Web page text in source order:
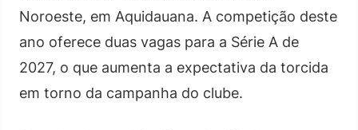
Noroeste, em Aquidauana. A competição deste
ano oferece duas vagas para a Série A de
2027, o que aumenta a expectativa da torcida
em torno da campanha do clube.